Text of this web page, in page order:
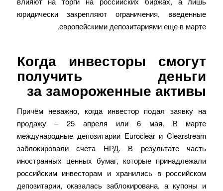
юридически закрепляют ограничения, введенные
европейскими депозитариями еще в марте.
Когда инвесторы смогут
получить деньги
за замороженные активы
Причём неважно, когда инвестор подал заявку на
продажу – 25 апреля или 6 мая. В марте
международные депозитарии Euroclear и Clearstream
заблокировали счета НРД. В результате часть
иностранных ценных бумаг, которые принадлежали
российским инвесторам и хранились в российском
депозитарии, оказалась заблокирована, а купоны и